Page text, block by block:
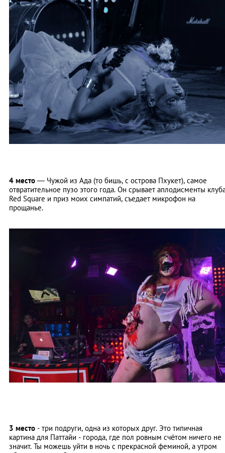
4 место — Чужой из Ада (то бишь, с острова Пхукет), самое
отвратительное пузо этого года. Он срывает аплодисменты
Red Square и приз моих симпатий, съедает микрофон на
прощанье.
3 место - три подруги, одна из которых друг. Это типичная
картина для Паттайи - города, где пол ровным счётом ничего не
значит. Ты можешь уйти в ночь с прекрасной феминой, а утром